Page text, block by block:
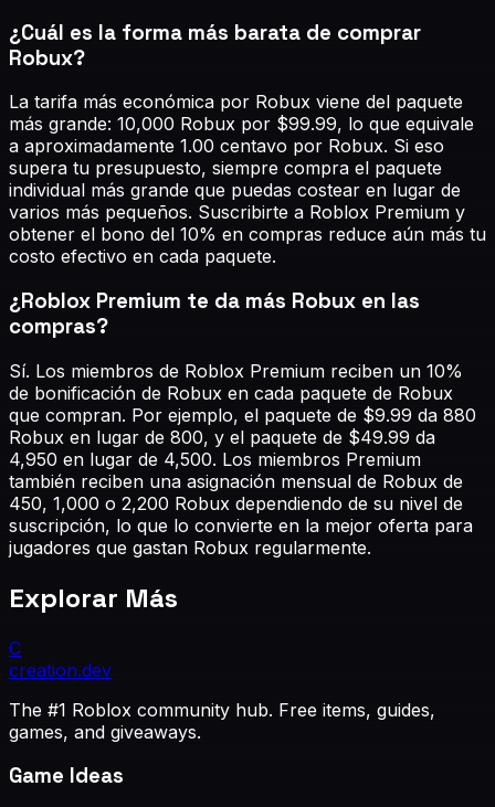
¿Cuál es la forma más barata de comprar
Robux?
La tarifa más económica por Robux viene del paquete
más grande: 10,000 Robux por $99.99, lo que equivale
a aproximadamente 1.00 centavo por Robux. Si eso
supera tu presupuesto, siempre compra el paquete
individual más grande que puedas costear en lugar de
varios más pequeños. Suscribirte a Roblox Premium y
obtener el bono del 10% en compras reduce aún más tu
costo efectivo en cada paquete.
¿Roblox Premium te da más Robux en las
compras?
Sí. Los miembros de Roblox Premium reciben un 10%
de bonificación de Robux en cada paquete de Robux
que compran. Por ejemplo, el paquete de $9.99 da 880
Robux en lugar de 800, y el paquete de $49.99 da
4,950 en lugar de 4,500. Los miembros Premium
también reciben una asignación mensual de Robux de
450, 1,000 o 2,200 Robux dependiendo de su nivel de
suscripción, lo que lo convierte en la mejor oferta para
jugadores que gastan Robux regularmente.
Explorar Más
C
creation.dev
The #1 Roblox community hub. Free items, guides,
games, and giveaways.
Game Ideas